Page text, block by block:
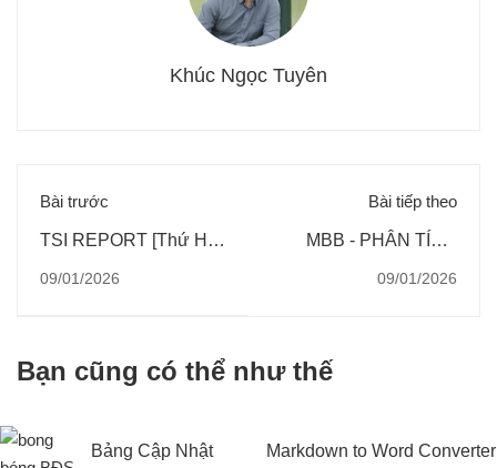
Khúc Ngọc Tuyên
Bài trước
TSI REPORT [Thứ Hai,
09/01/2026
Bài tiếp theo
MBB - PHÂN TÍCH
09/01/2026
Bạn cũng có thể như thế
Bảng Cập Nhật
Markdown to Word Converter